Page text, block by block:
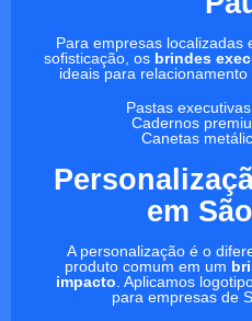
Para empresas localizadas
sofisticação, os brindes
ideais para
Pastas
Cadernos
Canetas
em
A personalização é o
produto comum em um
impacto. Aplicamos
para empresas de